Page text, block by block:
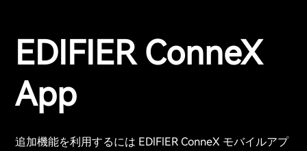
EDIFIER ConneX
App
追加機能を利用するには EDlFlER ConneX モバイルアプ